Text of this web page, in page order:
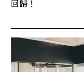
回歸！